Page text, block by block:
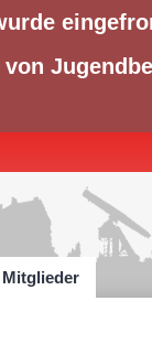
Mitglieder